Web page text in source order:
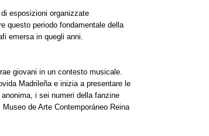
esposizioni organizzate
questo periodo fondamentale della
emersa in quegli anni.
giovani in un contesto musicale.
Madrileña e inizia a presentare le
i sei numeri della fanzine
de Arte Contemporáneo Reina